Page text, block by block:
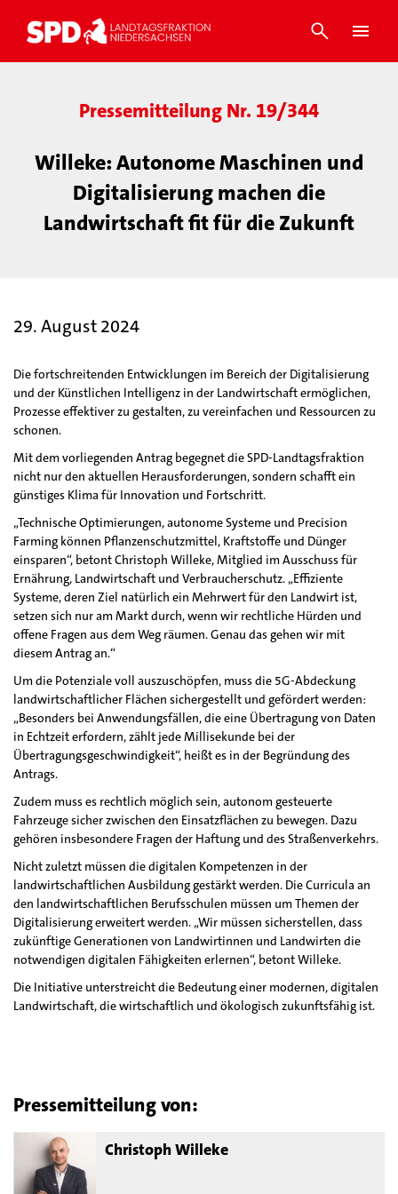
Pressemitteilung Nr. 19/344
Willeke: Autonome Maschinen und
Digitalisierung machen die
Landwirtschaft fit für die Zukunft
29. August 2024
Die fortschreitenden Entwicklungen im Bereich der Digitalisierung
und der Künstlichen Intelligenz in der Landwirtschaft ermöglichen,
Prozesse effektiver zu gestalten, zu vereinfachen und Ressourcen zu
schonen.
Mit dem vorliegenden Antrag begegnet die SPD-Landtagsfraktion
nicht nur den aktuellen Herausforderungen, sondern schafft ein
günstiges Klima für Innovation und Fortschritt.
„Technische Optimierungen, autonome Systeme und Precision
Farming können Pflanzenschutzmittel, Kraftstoffe und Dünger
einsparen“, betont Christoph Willeke, Mitglied im Ausschuss für
Ernährung, Landwirtschaft und Verbraucherschutz. „Effiziente
Systeme, deren Ziel natürlich ein Mehrwert für den Landwirt ist,
setzen sich nur am Markt durch, wenn wir rechtliche Hürden und
offene Fragen aus dem Weg räumen. Genau das gehen wir mit
diesem Antrag an.“
Um die Potenziale voll auszuschöpfen, muss die 5G-Abdeckung
landwirtschaftlicher Flächen sichergestellt und gefördert werden:
„Besonders bei Anwendungsfällen, die eine Übertragung von Daten
in Echtzeit erfordern, zählt jede Millisekunde bei der
Übertragungsgeschwindigkeit“, heißt es in der Begründung des
Antrags.
Zudem muss es rechtlich möglich sein, autonom gesteuerte
Fahrzeuge sicher zwischen den Einsatzflächen zu bewegen. Dazu
gehören insbesondere Fragen der Haftung und des Straßenverkehrs.
Nicht zuletzt müssen die digitalen Kompetenzen in der
landwirtschaftlichen Ausbildung gestärkt werden. Die Curricula an
den landwirtschaftlichen Berufsschulen müssen um Themen der
Digitalisierung erweitert werden. „Wir müssen sicherstellen, dass
zukünftige Generationen von Landwirtinnen und Landwirten die
notwendigen digitalen Fähigkeiten erlernen“, betont Willeke.
Die Initiative unterstreicht die Bedeutung einer modernen, digitalen
Landwirtschaft, die wirtschaftlich und ökologisch zukunftsfähig ist.
Pressemitteilung von:
Christoph Willeke